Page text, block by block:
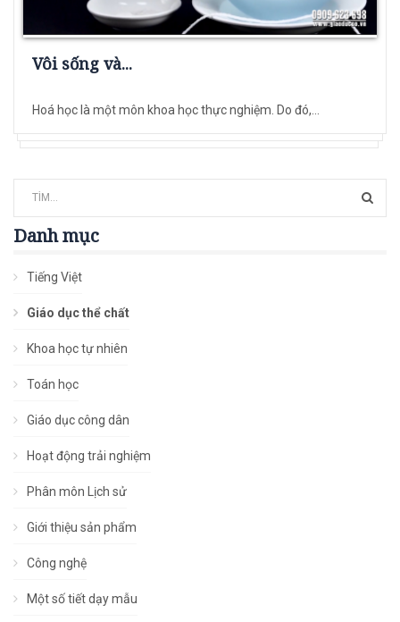
Vôi sống và...
Hoá học là một môn khoa học thực nghiệm. Do đó,...
Danh mục
Tiếng Việt
Giáo dục thể chất
Khoa học tự nhiên
Toán học
Giáo dục công dân
Hoạt động trải nghiệm
Phân môn Lịch sử
Giới thiệu sản phẩm
Công nghệ
Một số tiết dạy mẫu